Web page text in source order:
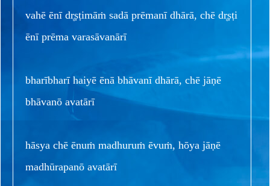
vahē ēnī dr̥ṣṭimāṁ sadā prēmanī dhārā, chē dr̥ṣṭi
ēnī prēma varasāvanārī
bharībharī haiyē ēnā bhāvanī dhārā, chē jāṇē
bhāvanō avatārī
hāsya chē ēnuṁ madhuruṁ ēvuṁ, hōya jāṇē
madhūrapanō avatārī